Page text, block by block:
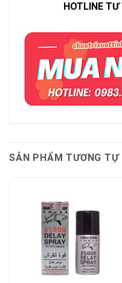
HOTLINE
SẢN PHẨM TƯƠNG TỰ